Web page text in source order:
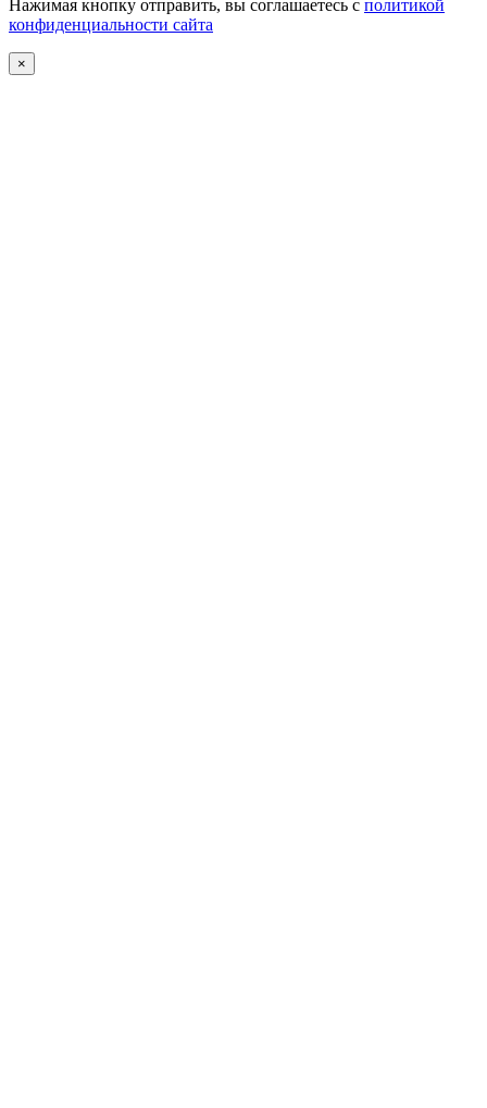
Нажимая кнопку отправить, вы соглашаетесь с политикой
конфиденциальности сайта
×